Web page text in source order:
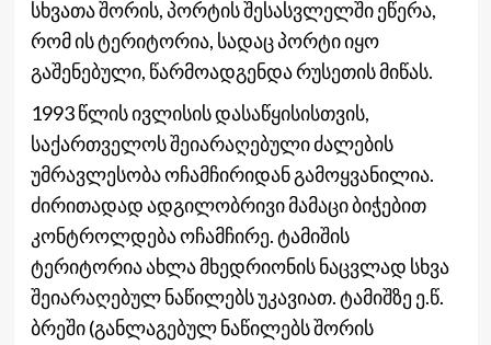
სხვათა შორის, პორტის შესასვლელში ეწერა,
რომ ის ტერიტორია, სადაც პორტი იყო
გაშენებული, წარმოადგენდა რუსეთის მიწას.
1993 წლის ივლისის დასაწყისისთვის,
საქართველოს შეიარაღებული ძალების
უმრავლესობა ოჩამჩირიდან გამოყვანილია.
ძირითადად ადგილობრივი მამაცი ბიჭებით
კონტროლდება ოჩამჩირე. ტამიშის
ტერიტორია ახლა მხედრიონის ნაცვლად სხვა
შეიარაღებულ ნაწილებს უკავიათ. ტამიშზე ე.წ.
ბრეში (განლაგებულ ნაწილებს შორის